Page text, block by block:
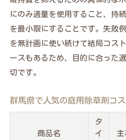
にのみ適量を使用すること、持
を最小限にすることです。失敗
を無計画に使い続けて結局コス
ースもあるため、目的に合った
切です。
群馬県で人気の庭用除草剤コ
商品名
タ
イ